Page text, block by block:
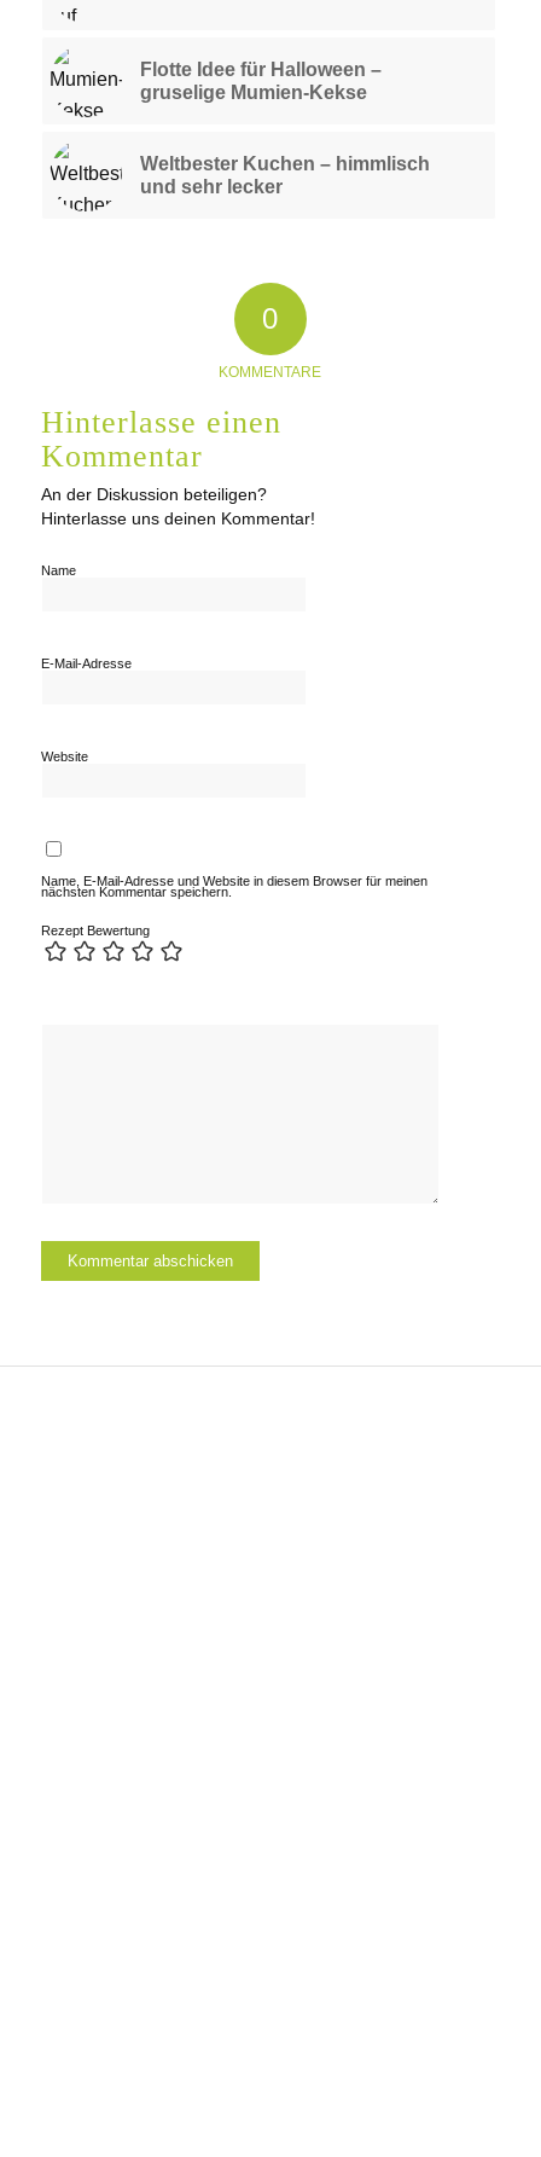
Flotte Idee für Halloween –
gruselige Mumien-Kekse
Weltbester Kuchen – himmlisch
und sehr lecker
0
KOMMENTARE
Hinterlasse einen
Kommentar
An der Diskussion beteiligen?
Hinterlasse uns deinen Kommentar!
Name
E-Mail-Adresse
Website
Name, E-Mail-Adresse und Website in diesem Browser für meinen
nächsten Kommentar speichern.
Rezept Bewertung